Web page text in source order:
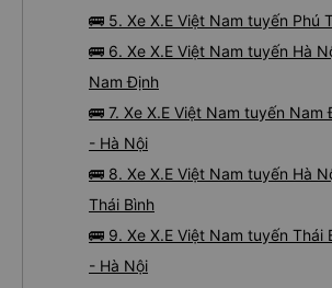
🚌 5. Xe X.E Việt Nam tuyến Phú
🚌 6. Xe X.E Việt Nam tuyến Hà
Nam Định
🚌 7. Xe X.E Việt Nam tuyến
- Hà Nội
🚌 8. Xe X.E Việt Nam tuyến Hà
Thái Bình
🚌 9. Xe X.E Việt Nam tuyến Thái
- Hà Nội